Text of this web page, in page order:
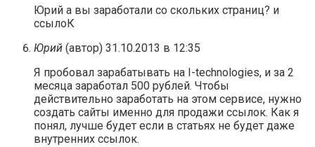
Юрий а вы заработали со скольких страниц? и
ссылоК
Юрий (автор) 31.10.2013 в 12:35
Я пробовал зарабатывать на I-technologies, и за 2
месяца заработал 500 рублей. Чтобы
действительно заработать на этом сервисе, нужно
создать сайты именно для продажи ссылок. Как я
понял, лучше будет если в статьях не будет даже
внутренних ссылок.